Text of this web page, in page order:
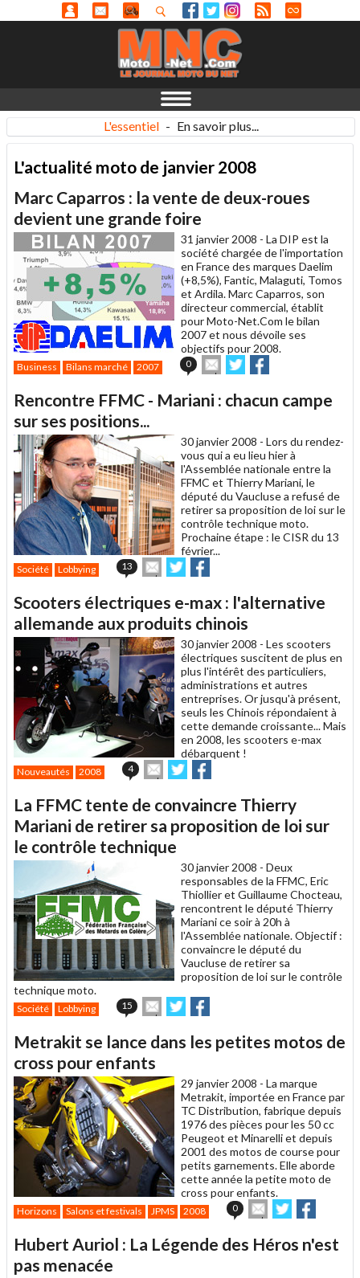
L'essentiel - En savoir plus...
L'actualité moto de janvier 2008
Marc Caparros : la vente de deux-roues
devient une grande foire
31 janvier 2008 - La DIP est la
société chargée de l'importation
en France des marques Daelim
(+8,5%), Fantic, Malaguti, Tomos
et Ardila. Marc Caparros, son
directeur commercial, établit
pour Moto-Net.Com le bilan
2007 et nous dévoile ses
objectifs pour 2008.
Business Bilans marché 2007 0
Envoyer
cet
à
Partager
sur sur
Rencontre FFMC - Mariani : chacun campe
sur ses positions...
30 janvier 2008 - Lors du rendez-
vous qui a eu lieu hier à
l'Assemblée nationale entre la
FFMC et Thierry Mariani, le
député du Vaucluse a refusé de
retirer sa proposition de loi sur le
contrôle technique moto.
Prochaine étape : le CISR du 13
février...
Société Lobbying 13
Envoyer
cet
à
un
ami
Partager
sur sur
Scooters électriques e-max : l'alternative
allemande aux produits chinois
30 janvier 2008 - Les scooters
électriques suscitent de plus en
plus l'intérêt des particuliers,
administrations et autres
entreprises. Or jusqu'à présent,
seuls les Chinois répondaient à
cette demande croissante... Mais
en 2008, les scooters e-max
débarquent !
Nouveautés 2008 4
Envoyer
cet
à
un
ami
Partager
sur sur
La FFMC tente de convaincre Thierry
Mariani de retirer sa proposition de loi sur
le contrôle technique
30 janvier 2008 - Deux
responsables de la FFMC, Eric
Thiollier et Guillaume Chocteau,
rencontrent le député Thierry
Mariani ce soir à 20h à
l'Assemblée nationale. Objectif :
convaincre le député du
Vaucluse de retirer sa
proposition de loi sur le contrôle
technique moto.
Société Lobbying 15
Envoyer
cet
à
un
ami
Partager
sur sur
Metrakit se lance dans les petites motos de
cross pour enfants
29 janvier 2008 - La marque
Metrakit, importée en France par
TC Distribution, fabrique depuis
1976 des pièces pour les 50 cc
Peugeot et Minarelli et depuis
2001 des motos de course pour
petits garnements. Elle aborde
cette année la petite moto de
cross pour enfants.
Horizons Salons et festivals JPMS 2008 0
Envoyer
cet
Partager
sur sur
Hubert Auriol : La Légende des Héros n'est
pas menacée